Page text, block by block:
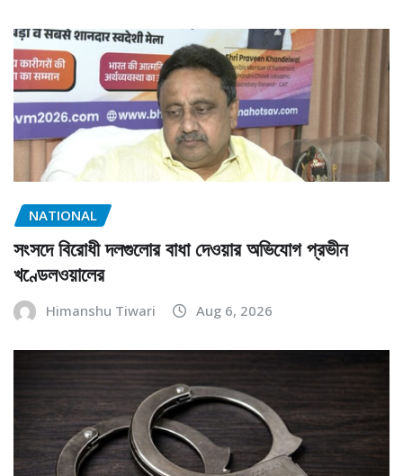
NATIONAL
সংসদে বিরোধী দলগুলোর বাধা দেওয়ার অভিযোগ প্রভীন
খণ্ডেলওয়ালের
Himanshu Tiwari Aug 6, 2026